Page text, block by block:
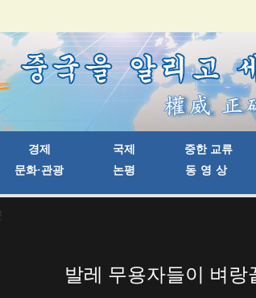
발레 무용자들이 벼랑